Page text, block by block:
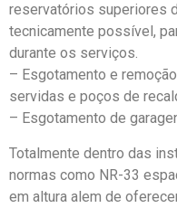
reservatórios superiores
tecnicamente possível,
durante os serviços.
– Esgotamento e
servidas e poços de
– Esgotamento de
Totalmente dentro das
normas como NR-33
em altura alem de